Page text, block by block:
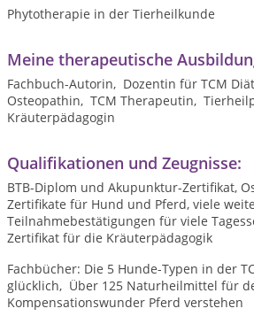
Phytotherapie in der Tierheilkunde
Meine therapeutische
Fachbuch-Autorin, Dozentin für TCM
Osteopathin, TCM Therapeutin,
Kräuterpädagogin
Qualifikationen und Zeugnisse:
BTB-Diplom und Akupunktur-Zertifikat,
Zertifikate für Hund und Pferd, viele
Teilnahmebestätigungen für viele
Zertifikat für die Kräuterpädagogik
Fachbücher: Die 5 Hunde-Typen in der
glücklich, Über 125 Naturheilmittel für
Kompensationswunder Pferd verstehen